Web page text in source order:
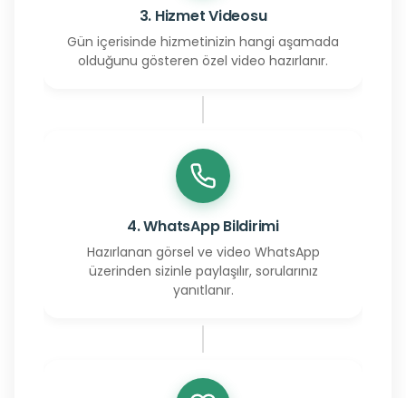
3. Hizmet Videosu
Gün içerisinde hizmetinizin hangi aşamada
olduğunu gösteren özel video hazırlanır.
4. WhatsApp Bildirimi
Hazırlanan görsel ve video WhatsApp
üzerinden sizinle paylaşılır, sorularınız
yanıtlanır.